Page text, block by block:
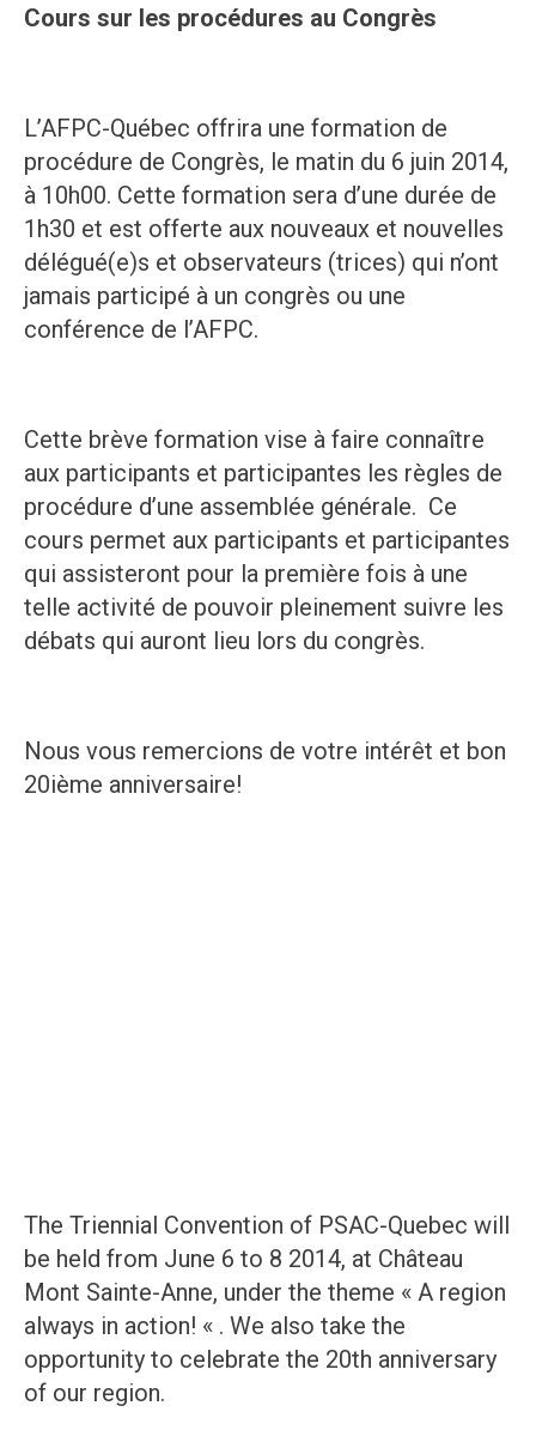
Cours sur les procédures au Congrès
L’AFPC-Québec offrira une formation de
procédure de Congrès, le matin du 6 juin 2014,
à 10h00. Cette formation sera d’une durée de
1h30 et est offerte aux nouveaux et nouvelles
délégué(e)s et observateurs (trices) qui n’ont
jamais participé à un congrès ou une
conférence de l’AFPC.
Cette brève formation vise à faire connaître
aux participants et participantes les règles de
procédure d’une assemblée générale. Ce
cours permet aux participants et participantes
qui assisteront pour la première fois à une
telle activité de pouvoir pleinement suivre les
débats qui auront lieu lors du congrès.
Nous vous remercions de votre intérêt et bon
20ième anniversaire!
The Triennial Convention of PSAC-Quebec will
be held from June 6 to 8 2014, at Château
Mont Sainte-Anne, under the theme « A region
always in action! « . We also take the
opportunity to celebrate the 20th anniversary
of our region.